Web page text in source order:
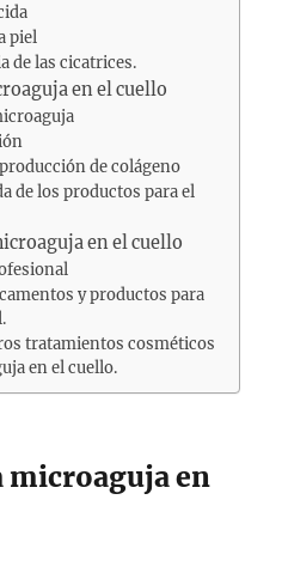
piel
de las cicatrices.
en el cuello
de colágeno
de los productos para el
en el cuello
y productos para
tratamientos cosméticos
en el cuello.
microaguja en